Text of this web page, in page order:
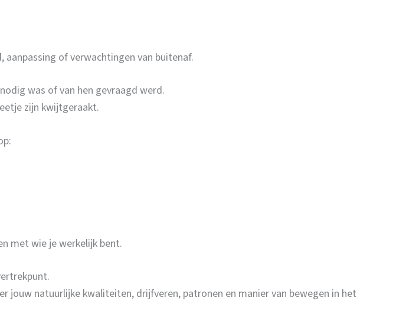
of verwachtingen van buitenaf.
was of van hen gevraagd werd.
zijn kwijtgeraakt.
met wie je werkelijk bent.
jouw natuurlijke kwaliteiten, drijfveren, patronen en manier van bewegen in het